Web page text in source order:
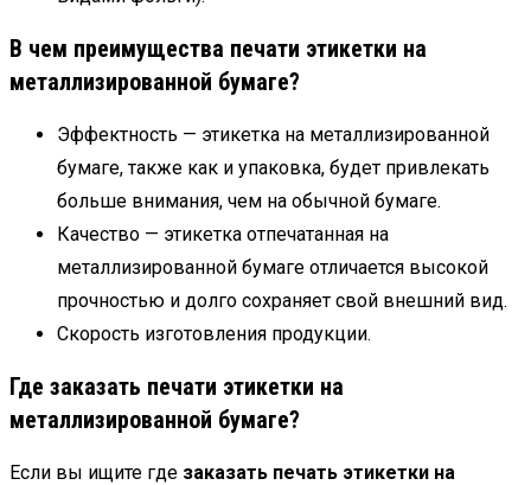
В чем преимущества печати этикетки на
металлизированной бумаге?
Эффектность — этикетка на металлизированной
бумаге, также как и упаковка, будет привлекать
больше внимания, чем на обычной бумаге.
Качество — этикетка отпечатанная на
металлизированной бумаге отличается высокой
прочностью и долго сохраняет свой внешний вид.
Скорость изготовления продукции.
Где заказать печати этикетки на
металлизированной бумаге?
Если вы ищите где заказать печать этикетки на